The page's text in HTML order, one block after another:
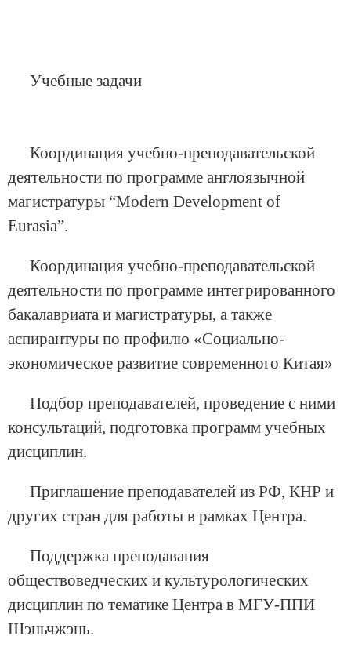
Учебные задачи
Координация учебно-преподавательской
деятельности по программе англоязычной
магистратуры “Modern Development of
Eurasia”.
Координация учебно-преподавательской
деятельности по программе интегрированного
бакалавриата и магистратуры, а также
аспирантуры по профилю «Социально-
экономическое развитие современного Китая»
Подбор преподавателей, проведение с ними
консультаций, подготовка программ учебных
дисциплин.
Приглашение преподавателей из РФ, КНР и
других стран для работы в рамках Центра.
Поддержка преподавания
обществоведческих и культурологических
дисциплин по тематике Центра в МГУ-ППИ
Шэньчжэнь.